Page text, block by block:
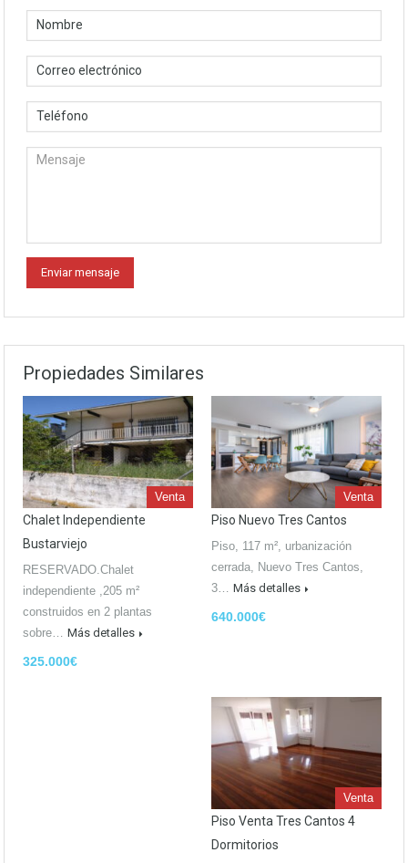
Propiedades Similares
Venta
Chalet Independiente
Bustarviejo
RESERVADO.Chalet
independiente ,205 m²
construidos en 2 plantas
sobre… Más detalles
325.000€
Venta
Piso Nuevo Tres Cantos
Piso, 117 m², urbanización
cerrada, Nuevo Tres Cantos,
3… Más detalles
640.000€
Venta
Piso Venta Tres Cantos 4
Dormitorios